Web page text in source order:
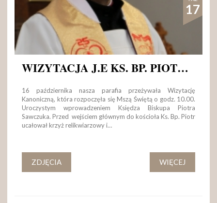
17
WIZYTACJA J.E KS. BP. PIOTRA SAWCZUKA W KLASZTORZE
16 października nasza parafia przeżywała Wizytację
Kanoniczną, która rozpoczęła się Mszą Świętą o godz. 10.00.
Uroczystym wprowadzeniem Księdza Biskupa Piotra
Sawczuka. Przed wejściem głównym do kościoła Ks. Bp. Piotr
ucałował krzyż relikwiarzowy i…
WIĘCEJ
ZDJĘCIA